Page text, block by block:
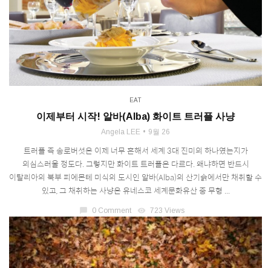
EAT
이제부터 시작! 알바(Alba) 화이트 트러플 사냥
Angela LEE 9월 26
트러플 즉 송로버섯은 이제 너무 흔해서 세계 3대 진미의 하나였는지가
의심스러울 정도다. 그렇지만 화이트 트러플은 다르다. 왜냐하면 반드시
이탈리아의 북부 피에몬테 미식의 도시인 알바(Alba)의 산기슭에서만 채취할 수
있고, 그 채취하는 사냥은 유네스코 세계문화유산 중 무형 ...
0 Comment visibility 723 Views